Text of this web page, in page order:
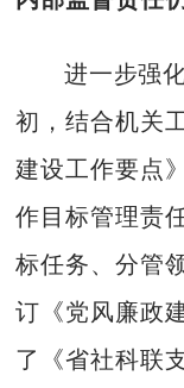
进一步强
初，结合机关
建设工作要点
作目标管理责
标任务、分管
订《党风廉政
了《省社科联